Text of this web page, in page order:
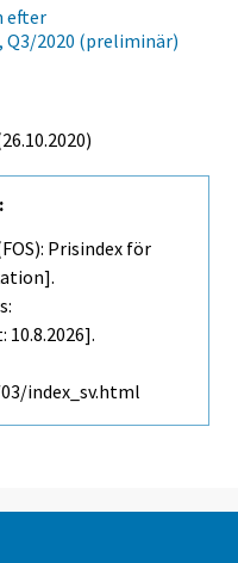
efter
Q3/2020 (preliminär)
:
Prisindex för
index_sv.html